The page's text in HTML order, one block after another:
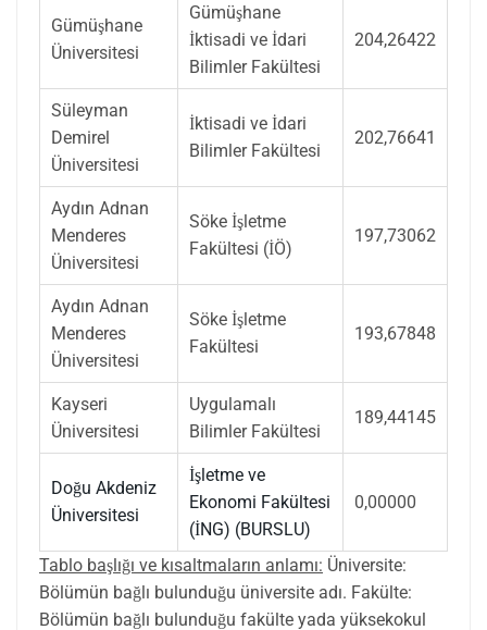
Gümüşhane
Üniversitesi
Gümüşhane
İktisadi ve İdari
Bilimler Fakültesi
204,26422
Süleyman
Demirel
Üniversitesi
İktisadi ve İdari
Bilimler Fakültesi
202,76641
Aydın Adnan
Menderes
Üniversitesi
Söke İşletme
Fakültesi (İÖ)
197,73062
Aydın Adnan
Menderes
Üniversitesi
Söke İşletme
Fakültesi
193,67848
Kayseri
Üniversitesi
Uygulamalı
Bilimler Fakültesi
189,44145
Doğu Akdeniz
Üniversitesi
İşletme ve
Ekonomi Fakültesi
(İNG) (BURSLU)
0,00000
Tablo başlığı ve kısaltmaların anlamı: Üniversite:
Bölümün bağlı bulunduğu üniversite adı. Fakülte:
Bölümün bağlı bulunduğu fakülte yada yüksekokul